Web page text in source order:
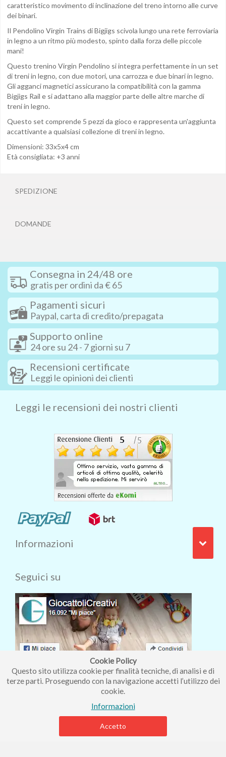
Cookie Policy
Questo sito utilizza cookie per finalità tecniche, di analisi e di
terze parti. Proseguendo con la navigazione accetti l’utilizzo dei
cookie.
Informazioni
Accetto
caratteristico movimento di inclinazione del treno intorno alle curve
dei binari.
Il Pendolino Virgin Trains di Bigjigs scivola lungo una rete ferroviaria
in legno a un ritmo più modesto, spinto dalla forza delle piccole
mani!
Questo trenino Virgin Pendolino si integra perfettamente in un set
di treni in legno, con due motori, una carrozza e due binari in legno.
Gli agganci magnetici assicurano la compatibilità con la gamma
Bigjigs Rail e si adattano alla maggior parte delle altre marche di
treni in legno.
Questo set comprende 5 pezzi da gioco e rappresenta un'aggiunta
accattivante a qualsiasi collezione di treni in legno.
Dimensioni: 33x5x4 cm
Età consigliata: +3 anni
SPEDIZIONE
DOMANDE
Consegna in 24/48 ore
gratis per ordini da € 65
Pagamenti sicuri
Paypal, carta di credito/prepagata
Supporto online
24 ore su 24 - 7 giorni su 7
Recensioni certificate
Leggi le opinioni dei clienti
Leggi le recensioni dei nostri clienti
Informazioni
Seguici su
Iscriviti alla nostra newsletter
Piccolo Mondo di Ferri Roberta - Via Carlo Pisacane 9/11 57025